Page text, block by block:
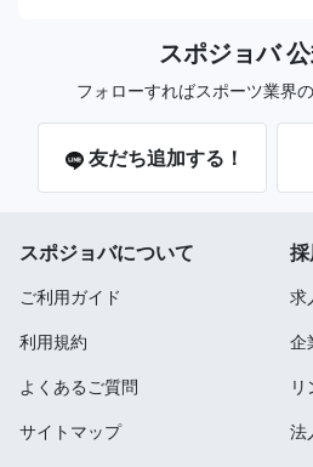
スポジョバ
フォローすればスポーツ業界
友だち追加する！
スポジョバについて
ご利用ガイド
利用規約
よくあるご質問
サイトマップ
求
企
法